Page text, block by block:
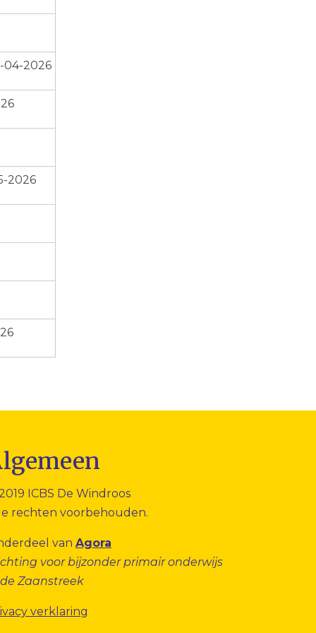
04-2026
2026
ICBS De Windroos
rechten voorbehouden.
van Agora
voor bijzonder primair onderwijs
Zaanstreek
verklaring